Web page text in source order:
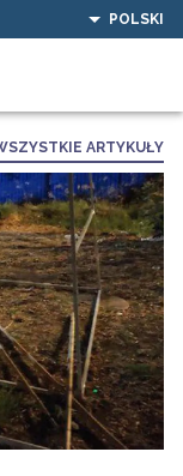
POLSKI
ARTYKUŁY